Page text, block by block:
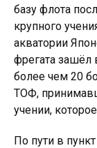
базу флота
крупного
акватории
фрегата зашёл
более чем 20
ТОФ,
учении,
По пути в